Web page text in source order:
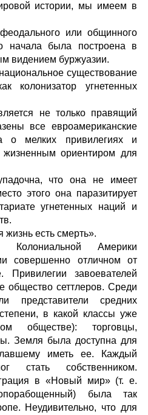
истории, мы имеем в
или общинного
начала была построена в
видением буржуазии.
существование
колонизатор угнетенных
не только правящий
все евроамериканские
о мелких привилегиях и
жизненным ориентиром для
что она не имеет
этого она паразитирует
угнетенных наций и
жизнь есть смерть».
Колониальной Америки
совершенно отличном от
завоевателей
общество сеттлеров. Среди
представители средних
в какой классы уже
обществе): торговцы,
Земля была доступна для
иметь ее. Каждый
стать собственником.
в «Новый мир» (т. е.
была так
Неудивительно, что для